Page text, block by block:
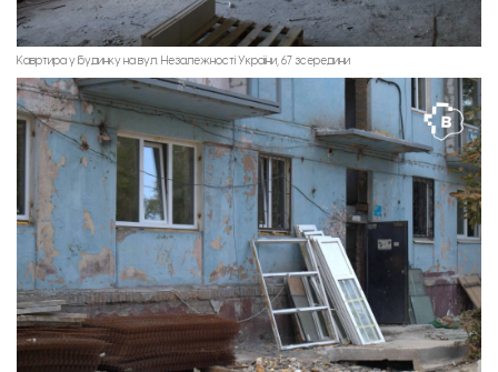
Кавртира у будинку на вул. Незалежності України, 67 зсередини